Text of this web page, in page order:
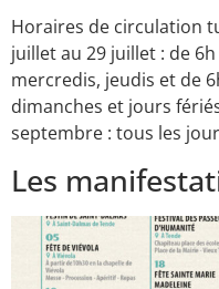
Horaires de circulation
juillet au 29 juillet : de
mercredis, jeudis et de
dimanches et jours
septembre : tous les
Les